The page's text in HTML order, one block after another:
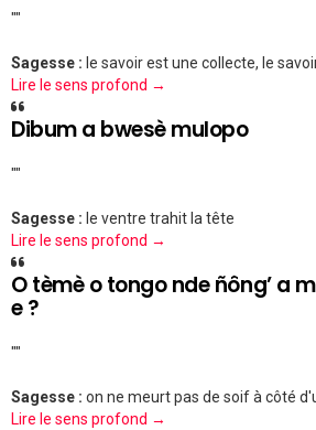
""
Sagesse : le savoir est une collecte, le
Lire le sens profond →
Dibum a bwesè mulopo
""
Sagesse : le ventre trahit la tête
Lire le sens profond →
O tèmè o tongo nde ñông’ a
e ?
""
Sagesse : on ne meurt pas de soif à côté
Lire le sens profond →